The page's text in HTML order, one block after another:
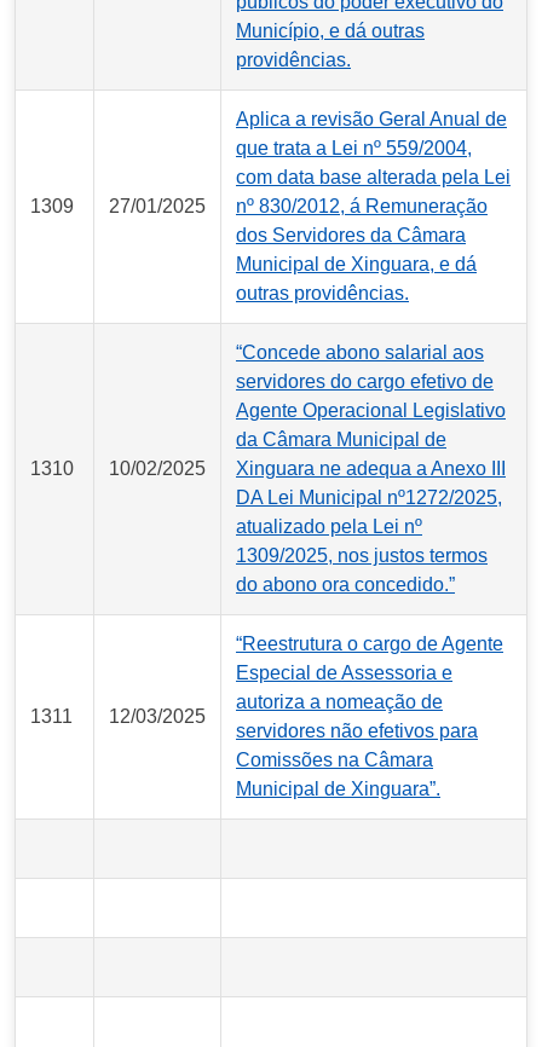
Município, e dá outras
providências.
1309 27/01/2025
Aplica a revisão Geral Anual de
que trata a Lei nº 559/2004,
com data base alterada pela Lei
nº 830/2012, á Remuneração
dos Servidores da Câmara
Municipal de Xinguara, e dá
outras providências.
1310 10/02/2025
“Concede abono salarial aos
servidores do cargo efetivo de
Agente Operacional Legislativo
da Câmara Municipal de
Xinguara ne adequa a Anexo III
DA Lei Municipal nº1272/2025,
atualizado pela Lei nº
1309/2025, nos justos termos
do abono ora concedido.”
1311 12/03/2025
“Reestrutura o cargo de Agente
Especial de Assessoria e
autoriza a nomeação de
servidores não efetivos para
Comissões na Câmara
Municipal de Xinguara”.